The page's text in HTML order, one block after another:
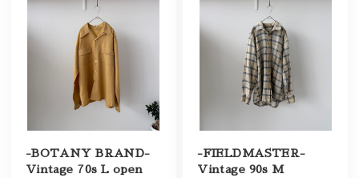
-BOTANY BRAND-
Vintage 70s L open
-FIELDMASTER-
Vintage 90s M